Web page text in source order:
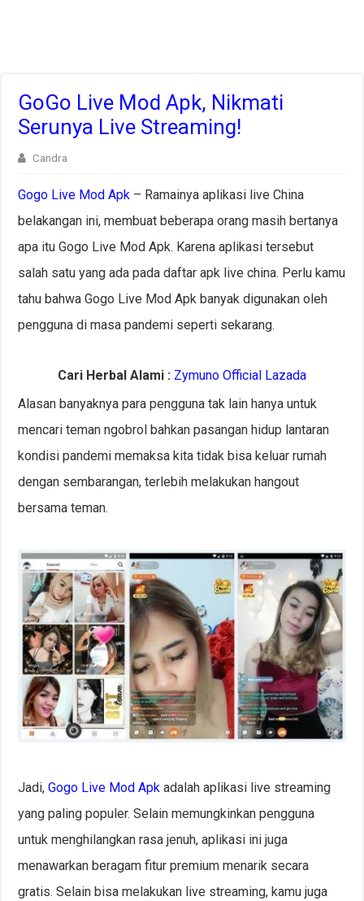
GoGo Live Mod Apk, Nikmati
Serunya Live Streaming!
Candra
Gogo Live Mod Apk – Ramainya aplikasi live China
belakangan ini, membuat beberapa orang masih bertanya
apa itu Gogo Live Mod Apk. Karena aplikasi tersebut
salah satu yang ada pada daftar apk live china. Perlu kamu
tahu bahwa Gogo Live Mod Apk banyak digunakan oleh
pengguna di masa pandemi seperti sekarang.
Cari Herbal Alami : Zymuno Official Lazada
Alasan banyaknya para pengguna tak lain hanya untuk
mencari teman ngobrol bahkan pasangan hidup lantaran
kondisi pandemi memaksa kita tidak bisa keluar rumah
dengan sembarangan, terlebih melakukan hangout
bersama teman.
Jadi,Gogo Live Mod Apk adalah aplikasi live streaming
yang paling populer. Selain memungkinkan pengguna
untuk menghilangkan rasa jenuh, aplikasi ini juga
menawarkan beragam fitur premium menarik secara
gratis. Selain bisa melakukan live streaming, kamu juga